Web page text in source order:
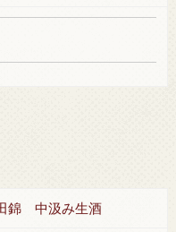
錦 中汲み生酒